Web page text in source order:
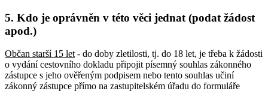
5. Kdo je oprávněn v této věci jednat (podat žádost
apod.)
Občan starší 15 let - do doby zletilosti, tj. do 18 let, je třeba k žádosti
o vydání cestovního dokladu připojit písemný souhlas zákonného
zástupce s jeho ověřeným podpisem nebo tento souhlas učiní
zákonný zástupce přímo na zastupitelském úřadu do formuláře